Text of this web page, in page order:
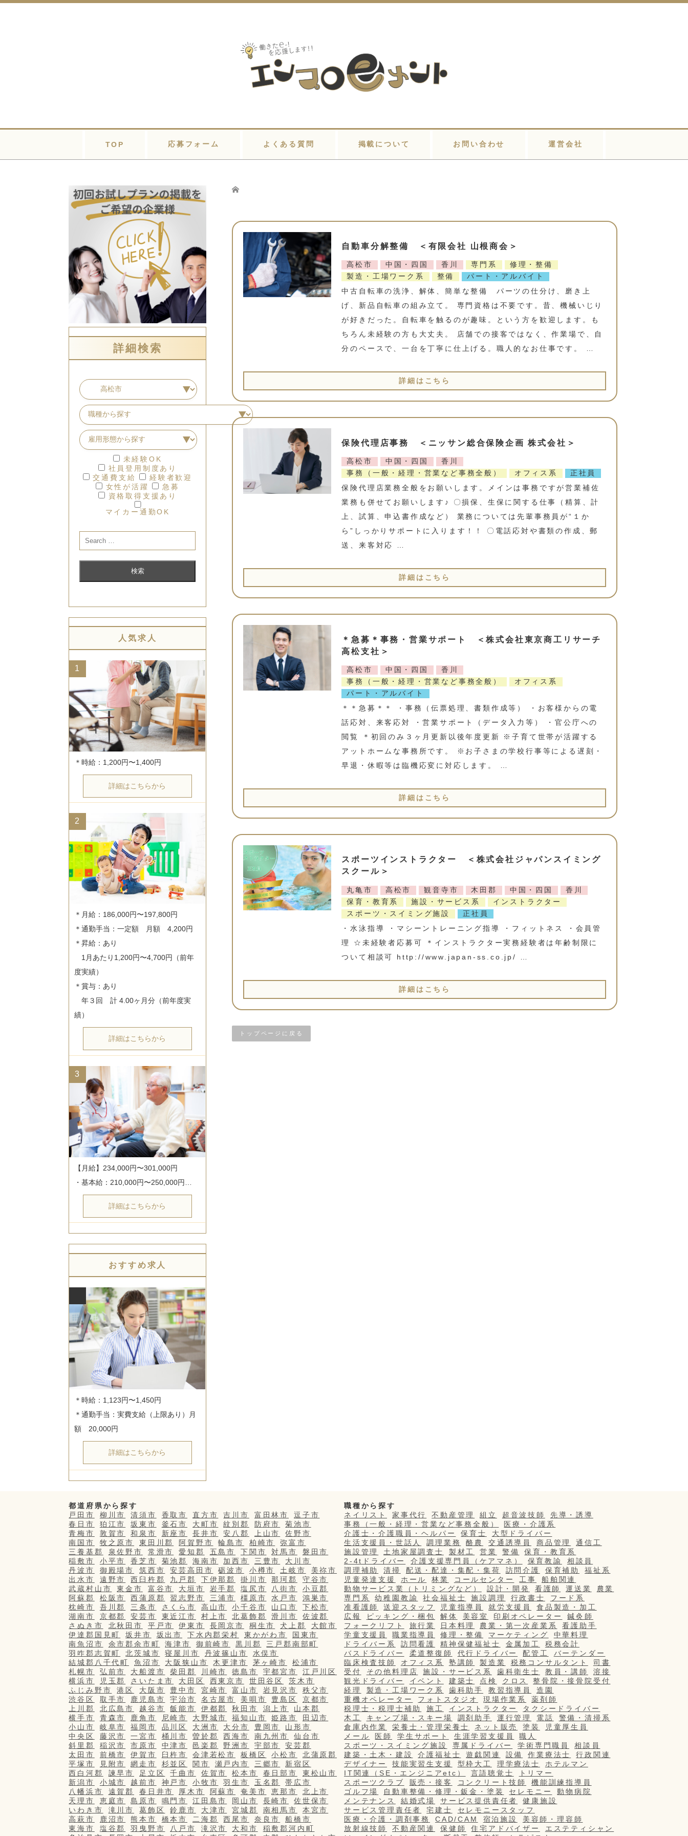
TOP 応募フォーム よくある質問 掲載について お問い合わせ 運営会社
詳細検索
未経験OK
社員登用制度あり
交通費支給
経験者歓迎
女性が活躍
急募
資格取得支援あり
マイカー通勤OK
人気求人
1
詳細はこちらから
2
＊月給：186,000円〜197,800円
＊通勤手当：一定額　月額　4,200円
＊昇給：あり
1月あたり1,200円〜4,700円（前年
度実績）
＊賞与：あり
年３回　計 4.00ヶ月分（前年度実
詳細はこちらから
3
【月給】234,000円〜301,000円
・基本給：210,000円〜250,000円…
詳細はこちらから
おすすめ求人
＊時給：1,123円〜1,450円
＊通勤手当：実費支給（上限あり）月
詳細はこちらから
Home
自動車分解整備 ＜有限会社 山根商会＞
高松市 中国・四国 香川 専門系
修理・整備
製造・工場ワーク系
整備
パート・アルバイト
中古自転車の洗浄、解体、簡単な整備 パーツの仕分け、磨き上
げ、新品自転車の組み立て。 専門資格は不要です。昔、機械いじり
が好きだった。自転車を触るのが趣味。という方を歓迎します。も
ちろん未経験の方も大丈夫。 店舗での接客ではなく、作業場で、自
分のペースで、一台を丁寧に仕上げる。職人的なお仕事です。 …
詳細はこちら
保険代理店事務 ＜ニッサン総合保険企画 株式会社＞
高松市 中国・四国
香川
事務（一般・経理・営業など事務全般）
オフィス系
正社員
保険代理店業務全般をお願いします。メインは事務ですが営業補佐
業務も併せてお願いします♪ 〇損保、生保に関する仕事（精算、計
上、試算、申込書作成など） 業務については先輩事務員が“１か
ら”しっかりサポートに入ります！！ 〇電話応対や書類の作成、郵
送、来客対応 …
詳細はこちら
＊急募＊事務・営業サポート ＜株式会社東京商工リサーチ
高松支社＞
高松市 中国・四国
香川
事務（一般・経理・営業など事務全般）
オフィス系
パート・アルバイト
＊＊急募＊＊ ・事務（伝票処理、書類作成等） ・お客様からの電
話応対、来客応対 ・営業サポート（データ入力等） ・官公庁への
閲覧 ＊初回のみ３ヶ月更新以後年度更新 ※子育て世帯が活躍する
アットホームな事務所です。 ※お子さまの学校行事等による遅刻・
早退・休暇等は臨機応変に対応します。 …
詳細はこちら
スポーツインストラクター ＜株式会社ジャパンスイミング
スクール＞
丸亀市 高松市 観音寺市 木田郡 中国・四国
香川
保育・教育系
施設・サービス系
インストラクター
スポーツ・スイミング施設
正社員
・水泳指導 ・マシーントレーニング指導 ・フィットネス ・会員管
理 ☆未経験者応募可 ＊インストラクター実務経験者は年齢制限に
ついて相談可 http://www.japan-ss.co.jp/ …
詳細はこちら
トップページに戻る
都道府県から探す
戸田市
柳川市 清須市 香取市 直方市 吉川市 富田林市
逗子市
春日市
狛江市 坂東市 釜石市 大町市 紋別郡 防府市
菊池市
青梅市
敦賀市 和泉市 新座市 長井市 安八郡 上山市
佐野市
南国市
牧之原市 東田川郡 阿賀野市 輪島市 柏崎市
弥富市
三養基郡
泉佐野市 常滑市 愛知郡 五島市 下関市 対馬市
磐田市
稲敷市
小平市 香芝市 菊池郡 海南市 加西市 三豊市
大川市
丹波市
御殿場市 筑西市 安芸高田市 砺波市 小樽市 土岐市
美祢市
出水市
遠野市 西臼杵郡 九戸郡 下伊那郡 掛川市 那珂郡
守谷市
武蔵村山市
東金市 富谷市 大垣市 岩手郡 塩尻市 八街市
小豆郡
阿蘇郡
松阪市 西蒲原郡 習志野市 三浦市 橿原市 水戸市
鴻巣市
枕崎市
吾川郡 三条市 さくら市 高山市 小千谷市 山口市
下松市
湖南市
京都郡 安芸市 東近江市 村上市 北葛飾郡 滑川市
佐波郡
さぬき市
北秋田市 平戸市 伊東市 長岡京市 桐生市 犬上郡
大館市
伊達郡国見町
坂井市 坂出市 下水内郡栄村 東かがわ市
国東市
南魚沼市
余市郡余市町 海津市 御前崎市 黒川郡
三戸郡南部町
羽咋郡志賀町
北茨城市 寝屋川市 丹波篠山市
水俣市
結城郡八千代町
魚沼市 大阪狭山市 木更津市 茅ヶ崎市
松浦市
札幌市
弘前市 大船渡市 柴田郡 川崎市 徳島市 宇都宮市
江戸川区
横浜市
児玉郡 さいたま市 大田区 西東京市 世田谷区
茨木市
ふじみ野市
港区 大阪市 豊中市 宮崎市 富山市 岩見沢市
秩父市
渋谷区
取手市 鹿児島市 宇治市 名古屋市 美唄市 豊島区
京都市
上川郡
北広島市 越谷市 飯能市 伊都郡 秋田市 潟上市
山本郡
横手市
青森市 鹿角市 尼崎市 大野城市 福知山市 姫路市
田辺市
小山市
岐阜市 福岡市 品川区 大洲市 大分市 豊岡市
山形市
中央区
藤沢市 一宮市 桶川市 曽於郡 西海市 南九州市
仙台市
斜里郡
稲沢市 市原市 中津市 邑楽郡 野洲市 宇部市
安芸郡
太田市
前橋市 伊賀市 臼杵市 会津若松市 板橋区 小松市
北蒲原郡
平塚市
見附市 網走市 杉並区 関市 瀬戸内市 三郷市
新宿区
西白河郡
諫早市 足立区 千曲市 佐賀市 松本市 春日部市
東松山市
新潟市
小城市 越前市 神戸市 小牧市 羽生市 玉名郡
帯広市
八幡浜市
遠賀郡 春日井市 厚木市 阿蘇市 奄美市 恵那市
北上市
天理市
恵庭市 島原市 鳴門市 江田島市 岡山市 長崎市
佐世保市
いわき市
滝川市 葛飾区 鈴鹿市 大津市 宮城郡 南相馬市
本宮市
高萩市
鹿沼市 熊本市 橋本市 二海郡 西尾市 奈良市
船橋市
東海市
塩谷郡 羽曳野市 八戸市 滝沢市 大和市
稲敷郡河内町
職種から探す
ネイリスト
家事代行 不動産管理 組立 超音波技師
先導・誘導
事務（一般・経理・営業など事務全般）
医療・介護系
介護士・介護職員・ヘルパー
保育士
大型ドライバー
生活支援員・世話人
調理業務 酪農 交通誘導員 商品管理
通信工
施設管理
土地家屋調査士 製材工 営業 警備
保育・教育系
2-4tドライバー
介護支援専門員（ケアマネ） 保育教諭
相談員
調理補助
清掃 配送・配達・集配・集荷 訪問介護 保育補助
福祉系
児童発達支援
ホール 林業 コールセンター 工事
船舶関連
動物サービス業（トリミングなど）
設計・開発 看護師 運送業
農業
専門系
幼稚園教諭 社会福祉士 施設調理 行政書士
フード系
准看護師
送迎スタッフ 児童指導員 就労支援員
食品製造・加工
広報
ピッキング・梱包 解体 美容室 印刷オペレーター
鍼灸師
フォークリフト
旅行業 日本料理 農業・第一次産業系
看護助手
学童支援員
職業指導員 修理・整備 マーケティング
中華料理
ドライバー系
訪問看護 精神保健福祉士 金属加工
税務会計
バスドライバー
柔道整復師 代行ドライバー 配管工
バーテンダー
臨床検査技師
オフィス系 塾講師 製造業 税務コンサルタント
司書
受付
その他料理店 施設・サービス系 歯科衛生士 教員・講師
溶接
観光ドライバー
イベント 建築士 点検 クロス
整骨院・接骨院受付
経理
製造・工場ワーク系 歯科助手 教習指導員
造園
重機オペレーター
フォトスタジオ 現場作業系
薬剤師
税理士・税理士補助
施工 インストラクター
タクシードライバー
木工
キャンプ場・スキー場 調剤助手 運行管理 電話
警備・清掃系
倉庫内作業
栄養士・管理栄養士 ネット販売 塗装
児童厚生員
メール
医師 学生サポート 生涯学習支援員
職人
スポーツ・スイミング施設
専属ドライバー 学術専門職員
相談員
建築・土木・建設
介護福祉士 遊戯関連 設備 作業療法士
行政関連
デザイナー
技能実習生支援 型枠大工 理学療法士
ホテルマン
IT関連（SE・エンジニアetc）
言語聴覚士
トリマー
スポーツクラブ
販売・接客 コンクリート技師
機能訓練指導員
ゴルフ場
自動車整備・修理・鈑金・塗装 セレモニー
動物病院
メンテナンス
結婚式場 サービス提供責任者
健康施設
サービス管理責任者
宅建士
セレモニースタッフ
医療・介護・調剤事務
CAD/CAM 宿泊施設
美容師・理容師
放射線技師
不動産関連 保健師 住宅アドバイザー
エステティシャン